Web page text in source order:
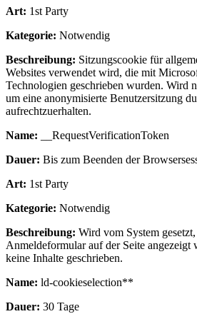
Art: 1st Party
Kategorie: Notwendig
Beschreibung: Sitzungscookie für
Websites verwendet wird, die mit
Technologien geschrieben wurden. Wird
um eine anonymisierte Benutzersitzung
aufrechtzuerhalten.
Name: __RequestVerificationToken
Dauer: Bis zum Beenden der
Art: 1st Party
Kategorie: Notwendig
Beschreibung: Wird vom System
Anmeldeformular auf der Seite angezeigt
keine Inhalte geschrieben.
Name: ld-cookieselection**
Dauer: 30 Tage